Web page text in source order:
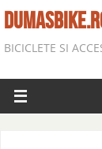
BICICLETE SI